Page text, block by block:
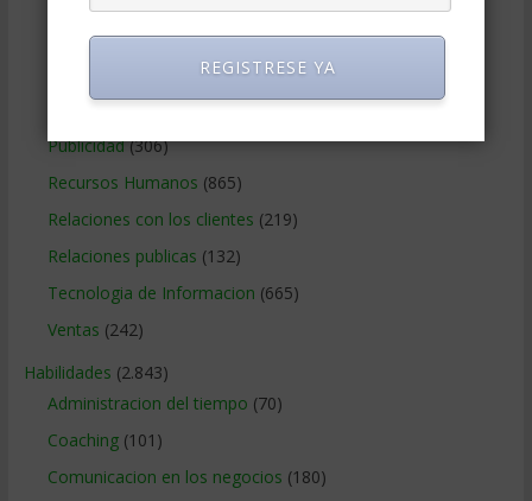
Negocios Internacionales(2.257)
(1.405)
Publicidad(306)
Recursos Humanos (865)
Relaciones con los clientes (219)
Relaciones publicas (132)
Tecnologia de Informacion (665)
Ventas (242)
Habilidades (2.843)
Administracion del tiempo (70)
Coaching(101)
Comunicacion en los negocios (180)
REGISTRESE YA